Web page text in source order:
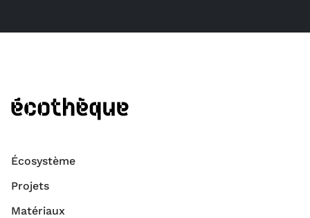
Écosystème
Projets
Matériaux